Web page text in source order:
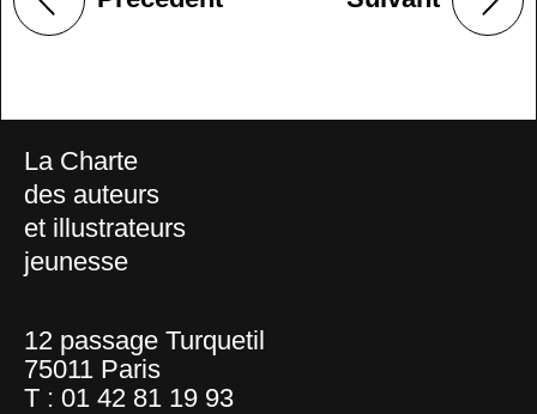
La Charte
des auteurs
et illustrateurs
jeunesse
12 passage Turquetil
75011 Paris
T : 01 42 81 19 93